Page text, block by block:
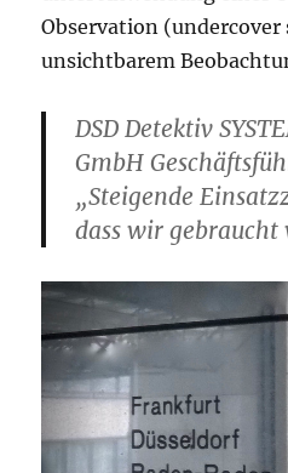
Observation
unsichtbarem
DSD Detektiv
GmbH
„Steigende
dass wir gebraucht